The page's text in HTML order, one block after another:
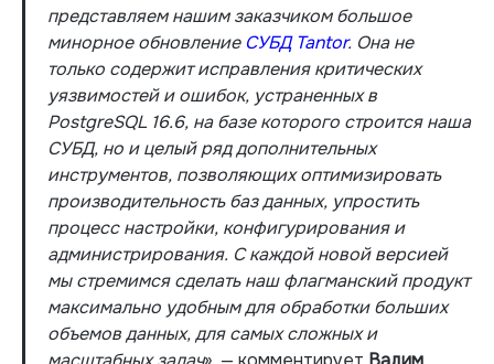
представляем нашим заказчиком большое
минорное обновление СУБД Tantor. Она не
только содержит исправления критических
уязвимостей и ошибок, устраненных в
PostgreSQL 16.6, на базе которого строится наша
СУБД, но и целый ряд дополнительных
инструментов, позволяющих оптимизировать
производительность баз данных, упростить
процесс настройки, конфигурирования и
администрирования. С каждой новой версией
мы стремимся сделать наш флагманский продукт
максимально удобным для обработки больших
объемов данных, для самых сложных и